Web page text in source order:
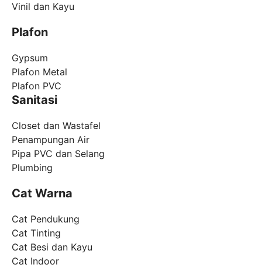
Vinil dan Kayu
Plafon
Gypsum
Plafon Metal
Plafon PVC
Sanitasi
Closet dan Wastafel
Penampungan Air
Pipa PVC dan Selang
Plumbing
Cat Warna
Cat Pendukung
Cat Tinting
Cat Besi dan Kayu
Cat Indoor